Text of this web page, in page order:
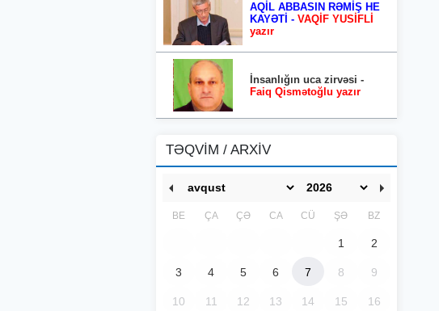
AQİL ABBASIN RƏMİŞ HE
KAYƏTİ - VAQİF YUSİFLİ
yazır
İnsanlığın uca zirvəsi -
Faiq Qismətoğlu yazır
TƏQVİM / ARXİV
BE ÇA ÇƏ CA CÜ ŞƏ BZ
1 2
3 4 5 6 7 8 9
10 11 12 13 14 15 16